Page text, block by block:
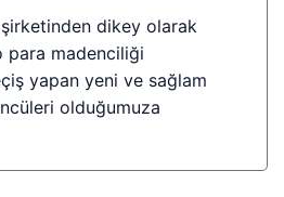
dikey olarak
madenciliği
yapan yeni ve sağlam
olduğumuza